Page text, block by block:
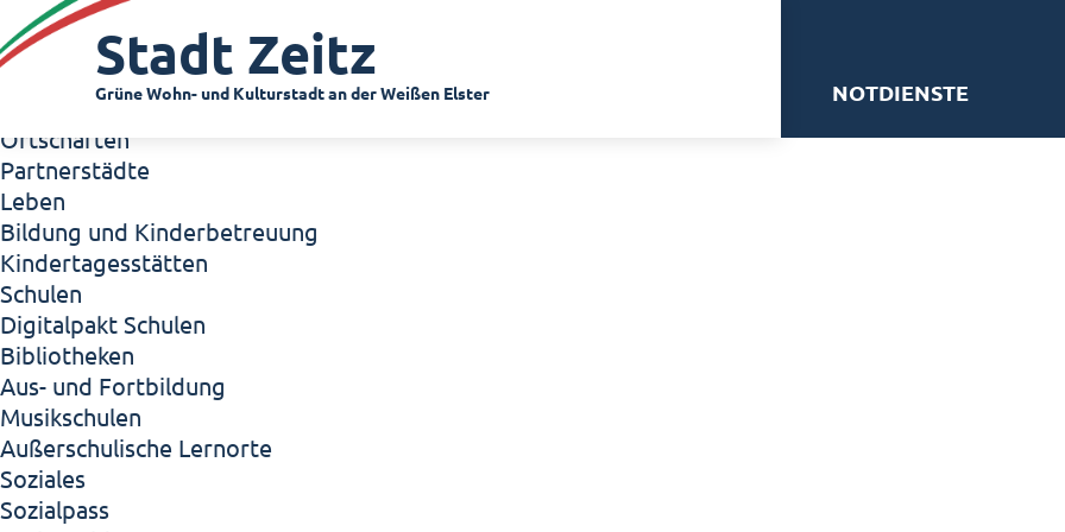
Zeitz - Die Kleinstadt
Willkommen in Zeitz!
Interview mit Oberbürgermeister Christian Thieme
Zeitz - Stadt der Zukunft
Ortschaften
Partnerstädte
Leben
Bildung und Kinderbetreuung
Kindertagesstätten
Schulen
Digitalpakt Schulen
Bibliotheken
Aus- und Fortbildung
Musikschulen
Außerschulische Lernorte
Soziales
Sozialpass
Stadt Zeitz
Grüne Wohn- und Kulturstadt an der Weißen Elster NOTDIENSTE